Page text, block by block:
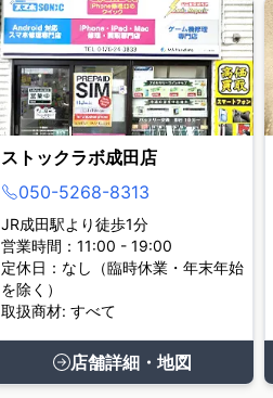
ストックラボ成田店
050-5268-8313
JR成田駅より徒歩1分
営業時間：11:00 - 19:00
定休日：なし（臨時休業・年末年始
を除く）
取扱商材: すべて
店舗詳細・地図